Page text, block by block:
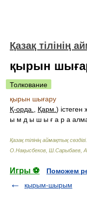
Қазақ тілінің
қырын
Толкование
қырын шығару
Қ-орда.
Қарм. )
ы м д ы ш ы ғ а р а
Қазақ тілінің аймақтық
О.Нақысбеков, Ш.Сарыбаев,
Игры ⚽
Поможем
қырым-шырым